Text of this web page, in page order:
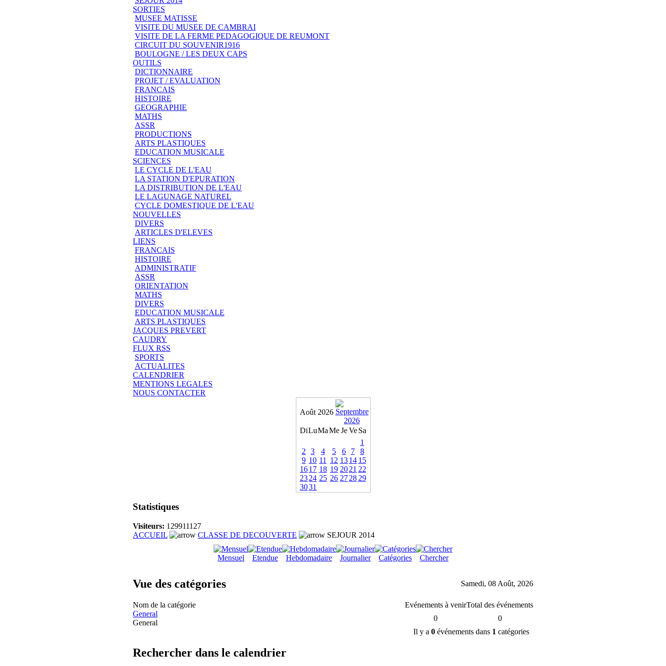
SORTIES
MUSEE MATISSE
VISITE DU MUSEE DE CAMBRAI
VISITE DE LA FERME PEDAGOGIQUE DE REUMONT
CIRCUIT DU SOUVENIR1916
BOULOGNE / LES DEUX CAPS
OUTILS
DICTIONNAIRE
PROJET / EVALUATION
FRANCAIS
HISTOIRE
GEOGRAPHIE
MATHS
ASSR
PRODUCTIONS
ARTS PLASTIQUES
EDUCATION MUSICALE
SCIENCES
LE CYCLE DE L'EAU
LA STATION D'EPURATION
LA DISTRIBUTION DE L'EAU
LE LAGUNAGE NATUREL
CYCLE DOMESTIQUE DE L'EAU
NOUVELLES
DIVERS
ARTICLES D'ELEVES
LIENS
FRANCAIS
HISTOIRE
ADMINISTRATIF
ASSR
ORIENTATION
MATHS
DIVERS
EDUCATION MUSICALE
ARTS PLASTIQUES
JACQUES PREVERT
CAUDRY
FLUX RSS
SPORTS
ACTUALITES
CALENDRIER
MENTIONS LEGALES
NOUS CONTACTER
Août 2026
DiLuMaMe Je Ve Sa
1
2
3 4 5 6 7
8
9 10 11 12 1314 15
1617 18 19 2021 22
2324 25 26 2728 29
3031
Statistiques
Visiteurs: 129911127
ACCUEIL
CLASSE DE DECOUVERTE SEJOUR 2014
Mensuel Etendue Hebdomadaire Journalier Catégories Chercher
Vue des catégories Samedi, 08 Août, 2026
Nom de la catégorie Evénements à venirTotal des événements
General
General
0
0
Il y a 0 événements dans 1 catégories
Rechercher dans le calendrier